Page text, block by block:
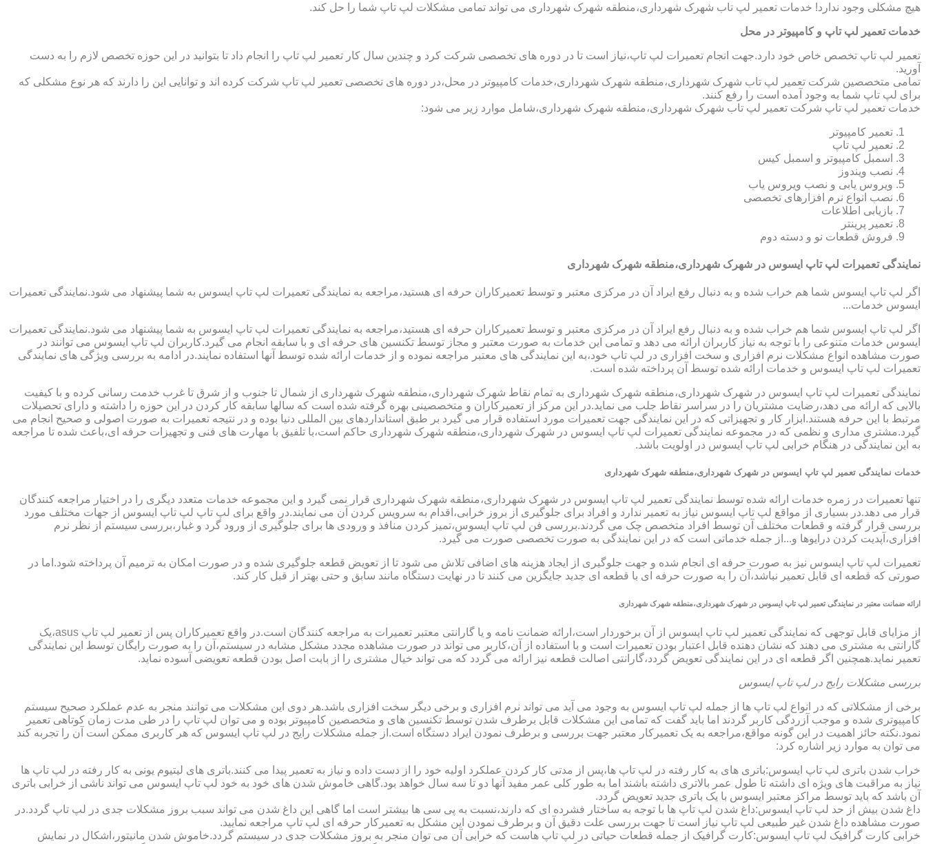
هیچ مشکلی وجود ندارد! خدمات تعمیر لپ تاب شهرک شهرداری،منطقه شهرک شهرداری می تواند تمامی مشکلات لپ تاپ شما را حل کند.
خدمات تعمیر لپ تاپ و کامپیوتر در محل
تعمیر لپ تاپ تخصص خاص خود دارد.جهت انجام تعمیرات لپ تاپ،نیاز است تا در دوره های تخصصی شرکت کرد و چندین سال کار تعمیر لپ تاپ را انجام داد تا بتوانید در این حوزه تخصص لازم را به دست
آورید.
تمامی متخصصین شرکت تعمیر لپ تاب شهرک شهرداری،منطقه شهرک شهرداری،خدمات کامپیوتر در محل،در دوره های تخصصی تعمیر لپ تاپ شرکت کرده اند و توانایی این را دارند که هر نوع مشکلی که
برای لپ تاپ شما به وجود آمده است را رفع کنند.
خدمات تعمیر لپ تاپ شرکت تعمیر لپ تاب شهرک شهرداری،منطقه شهرک شهرداری،شامل موارد زیر می شود:
تعمیر کامپیوتر
تعمیر لپ تاپ
اسمبل کامپیوتر و اسمبل کیس
نصب ویندوز
ویروس یابی و نصب ویروس یاب
نصب انواع نرم افزارهای تخصصی
بازیابی اطلاعات
تعمیر پرینتر
فروش قطعات نو و دسته دوم
نمایندگی تعمیرات لپ تاپ ایسوس در شهرک شهرداری،منطقه شهرک شهرداری
اگر لپ تاپ ایسوس شما هم خراب شده و به دنبال رفع ایراد آن در مرکزی معتبر و توسط تعمیرکاران حرفه ای هستید،مراجعه به نمایندگی تعمیرات لپ تاپ ایسوس به شما پیشنهاد می شود.نمایندگی تعمیرات
ایسوس خدمات...
اگر لپ تاپ ایسوس شما هم خراب شده و به دنبال رفع ایراد آن در مرکزی معتبر و توسط تعمیرکاران حرفه ای هستید،مراجعه به نمایندگی تعمیرات لپ تاپ ایسوس به شما پیشنهاد می شود.نمایندگی تعمیرات
ایسوس خدمات متنوعی را با توجه به نیاز کاربران ارائه می دهد و تمامی این خدمات به صورت معتبر و مجاز توسط تکنسین های حرفه ای و با سابقه انجام می گیرد.کاربران لپ تاپ ایسوس می توانند در
صورت مشاهده انواع مشکلات نرم افزاری و سخت افزاری در لپ تاپ خود،به این نمایندگی های معتبر مراجعه نموده و از خدمات ارائه شده توسط آنها استفاده نمایند.در ادامه به بررسی ویژگی های نمایندگی
تعمیرات لپ تاپ ایسوس و خدمات ارائه شده توسط آن پرداخته شده است.
نمایندگی تعمیرات لپ تاپ ایسوس در شهرک شهرداری،منطقه شهرک شهرداری به تمام نقاط شهرک شهرداری،منطقه شهرک شهرداری از شمال تا جنوب و از شرق تا غرب خدمت رسانی کرده و با کیفیت
بالایی که ارائه می دهد،رضایت مشتریان را در سراسر نقاط جلب می نماید.در این مرکز از تعمیرکاران و متخصصینی بهره گرفته شده است که سالها سابقه کار کردن در این حوزه را داشته و دارای تحصیلات
مرتبط با این حرفه هستند.ابزار کار و تجهیزاتی که در این نمایندگی جهت تعمیرات مورد استفاده قرار می گیرد بر طبق استانداردهای بین المللی دنیا بوده و در نتیجه تعمیرات به صورت اصولی و صحیح انجام می
گیرد.مشتری مداری و نظمی که در مجموعه نمایندگی تعمیرات لپ تاپ ایسوس در شهرک شهرداری،منطقه شهرک شهرداری حاکم است،با تلفیق با مهارت های فنی و تجهیزات حرفه ای،باعث شده تا مراجعه
به این نمایندگی در هنگام خرابی لپ تاپ ایسوس در اولویت باشد.
خدمات نمایندگی تعمیر لپ تاپ ایسوس در شهرک شهرداری،منطقه شهرک شهرداری
تنها تعمیرات در زمره خدمات ارائه شده توسط نمایندگی تعمیر لپ تاپ ایسوس در شهرک شهرداری،منطقه شهرک شهرداری قرار نمی گیرد و این مجموعه خدمات متعدد دیگری را در اختیار مراجعه کنندگان
قرار می دهد.در بسیاری از مواقع لپ تاپ ایسوس نیاز به تعمیر ندارد و افراد برای جلوگیری از بروز خرابی،اقدام به سرویس کردن آن می نمایند.در واقع برای لپ تاپ لپ تاپ ایسوس از جهات مختلف مورد
بررسی قرار گرفته و قطعات مختلف آن توسط افراد متخصص چک می گردند.بررسی فن لپ تاپ ایسوس،تمیز کردن منافذ و ورودی ها برای جلوگیری از ورود گرد و غبار،بررسی سیستم از نظر نرم
افزاری،آپدیت کردن درایوها و...از جمله خدماتی است که در این نمایندگی به صورت تخصصی صورت می گیرد.
تعمیرات لپ تاپ ایسوس نیز به صورت حرفه ای انجام شده و جهت جلوگیری از ایجاد هزینه های اضافی تلاش می شود تا از تعویض قطعه جلوگیری شده و در صورت امکان به ترمیم آن پرداخته شود.اما در
صورتی که قطعه ای قابل تعمیر نباشد،آن را به صورت حرفه ای با قطعه ای جدید جایگزین می کنند تا در نهایت دستگاه مانند سابق و حتی بهتر از قبل کار کند.
ارائه ضمانت معتبر در نمایندگی تعمیر لپ تاپ ایسوس در شهرک شهرداری،منطقه شهرک شهرداری
از مزایای قابل توجهی که نمایندگی تعمیر لپ تاپ ایسوس از آن برخوردار است،ارائه ضمانت نامه و یا گارانتی معتبر تعمیرات به مراجعه کنندگان است.در واقع تعمیرکاران پس از تعمیر لپ تاپ asus،یک
گارانتی به مشتری می دهند که نشان دهنده قابل اعتبار بودن تعمیرات است و با استفاده از آن،کاربر می تواند در صورت مشاهده مجدد مشکل مشابه در سیستم،آن را به صورت رایگان توسط این نمایندگی
تعمیر نماید.همچنین اگر قطعه ای در این نمایندگی تعویض گردد،گارانتی اصالت قطعه نیز ارائه می گردد که می تواند خیال مشتری را از بابت اصل بودن قطعه تعویضی آسوده نماید.
بررسی مشکلات رایج در لپ تاپ ایسوس
برخی از مشکلاتی که در انواع لپ تاپ ها از جمله لپ تاپ ایسوس به وجود می آید می تواند نرم افزاری و برخی دیگر سخت افزاری باشد.هر دوی این مشکلات می توانند منجر به عدم عملکرد صحیح سیستم
کامپیوتری شده و موجب آزردگی کاربر گردند اما باید گفت که تمامی این مشکلات قابل برطرف شدن توسط تکنسین های و متخصصین کامپیوتر بوده و می توان لپ تاپ را در طی مدت زمان کوتاهی تعمیر
نمود.نکته حائز اهمیت در این گونه مواقع،مراجعه به یک تعمیرکار معتبر جهت بررسی و برطرف نمودن ایراد دستگاه است.از جمله مشکلات رایج در لپ تاپ ایسوس که هر کاربری ممکن است آن را تجربه کند
می توان به موارد زیر اشاره کرد:
خراب شدن باتری لپ تاپ ایسوس:باتری های به کار رفته در لپ تاپ ها،پس از مدتی کار کردن عملکرد اولیه خود را از دست داده و نیاز به تعمیر پیدا می کنند.باتری های لیتیوم یونی به کار رفته در لپ تاپ ها
نیاز به مراقبت های ویژه ای داشته تا طول عمر بالاتری داشته باشند اما به طور کلی عمر مفید آنها دو تا سه سال خواهد بود.گاهی خاموش شدن های خود به خود لپ تاپ ایسوس می تواند ناشی از خرابی باتری
آن باشد که باید توسط مراکز معتبر ایسوس با یک باتری جدید تعویض گردد.
داغ شدن بیش از حد لپ تاپ ایسوس:داغ شدن لپ تاپ ها با توجه به ساختار فشرده ای که دارند،نسبت به پی سی ها بیشتر است اما گاهی این داغ شدن می تواند سبب بروز مشکلات جدی در لپ تاپ گردد.در
صورت مشاهده داغ شدن غیر طبیعی لپ تاپ نیاز است تا جهت بررسی علت دقیق آن و برطرف نمودن این مشکل به تعمیرکار حرفه ای لپ تاپ مراجعه نمایید.
خرابی کارت گرافیک لپ تاپ ایسوس:کارت گرافیک از جمله قطعات حیاتی در لپ تاپ هاست که خرابی آن می توان منجر به بروز مشکلات جدی در سیستم گردد.خاموش شدن مانیتور،اشکال در نمایش